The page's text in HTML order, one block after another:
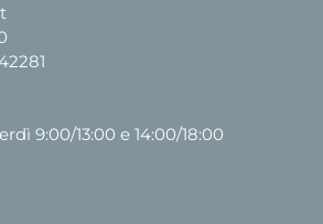
9:00/13:00 e 14:00/18:00